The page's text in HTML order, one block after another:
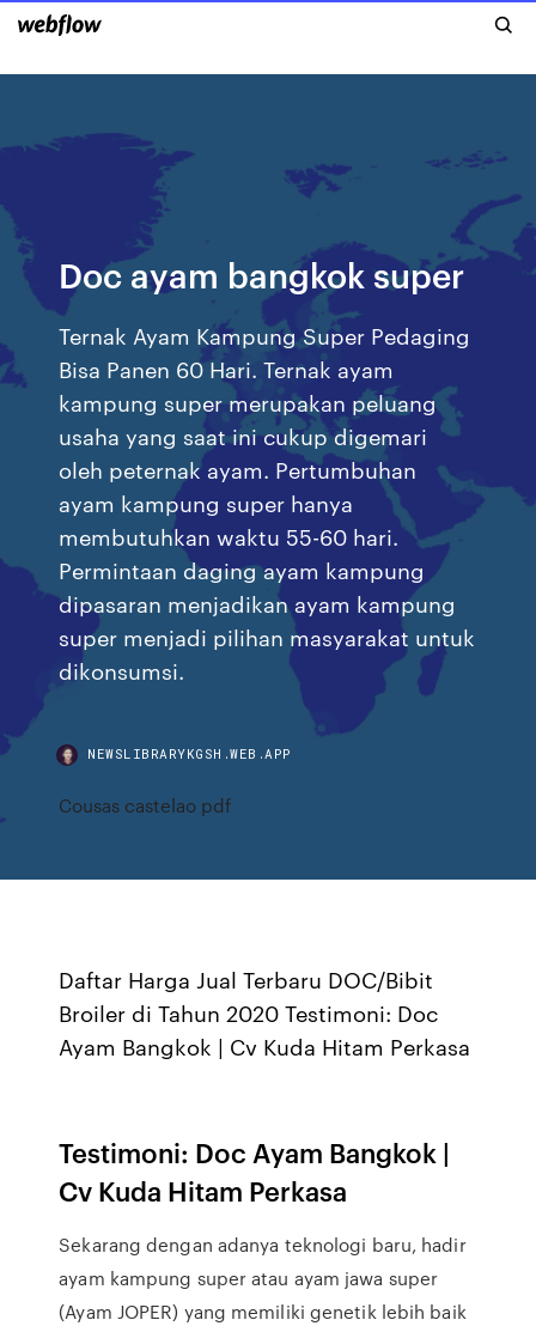
Doc ayam bangkok super
Ternak Ayam Kampung Super Pedaging
Bisa Panen 60 Hari. Ternak ayam
kampung super merupakan peluang
usaha yang saat ini cukup digemari
oleh peternak ayam. Pertumbuhan
ayam kampung super hanya
membutuhkan waktu 55-60 hari.
Permintaan daging ayam kampung
dipasaran menjadikan ayam kampung
super menjadi pilihan masyarakat untuk
dikonsumsi.
NEWSLIBRARYKGSH.WEB.APP
Cousas castelao pdf
Daftar Harga Jual Terbaru DOC/Bibit
Broiler di Tahun 2020 Testimoni: Doc
Ayam Bangkok | Cv Kuda Hitam Perkasa
Testimoni: Doc Ayam Bangkok |
Cv Kuda Hitam Perkasa
Sekarang dengan adanya teknologi baru, hadir
ayam kampung super atau ayam jawa super
(Ayam JOPER) yang memiliki genetik lebih baik